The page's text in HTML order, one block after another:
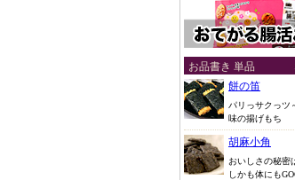
お品書き 単品
餅の笛
パリっサクっツ
味の揚げもち
胡麻小角
おいしさの秘密
しかも体にも